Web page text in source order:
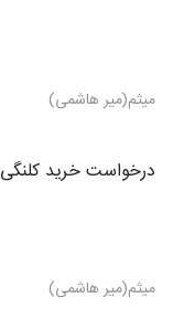
میثم(میر هاشمی)
درخواست خرید کلنگی
میثم(میر هاشمی)